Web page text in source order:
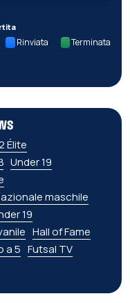
Rinviata Terminata
Élite
Under 19
maschile
19
Hall of Fame
a 5 Futsal TV